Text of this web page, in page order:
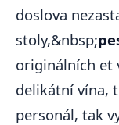
doslova
stoly,&nbsp;
originálních et
delikátní vína,
personál, tak